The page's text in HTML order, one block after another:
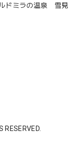
ルドミラの温泉 雪見
RESERVED.